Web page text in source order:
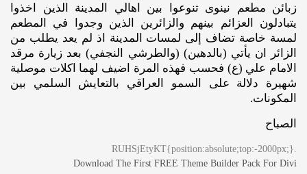
زبائن مطعم نينوى تنوعوا بين اهالي المدينة الذين اخذوا
يتبادلون العزائم بينهم والزائرين الذين وجدوا في المطعم
لمسة خاصة تضاف إلى لمسات المدينة اذ لم يعد يطلب من
الزائر ان يأتي (بالدهين) (والطرشي النجفي) بعد زيارة مرقد
الامام علي (ع) فحسب فهذه المرة اضيف لهما اكلات موصلية
شهيرة دلالة على السمو العراقي بالتعايش السلمي بين
المكونات.
الصباح
Download The First FREE Theme Builder Pack For Divi